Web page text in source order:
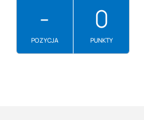
-
POZYCJA
0
PUNKTY